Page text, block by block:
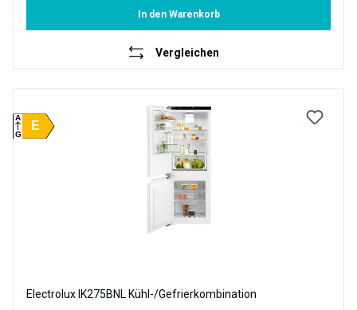
In den Warenkorb
Vergleichen
E
A
G
Electrolux IK275BNL Kühl-/Gefrierkombination